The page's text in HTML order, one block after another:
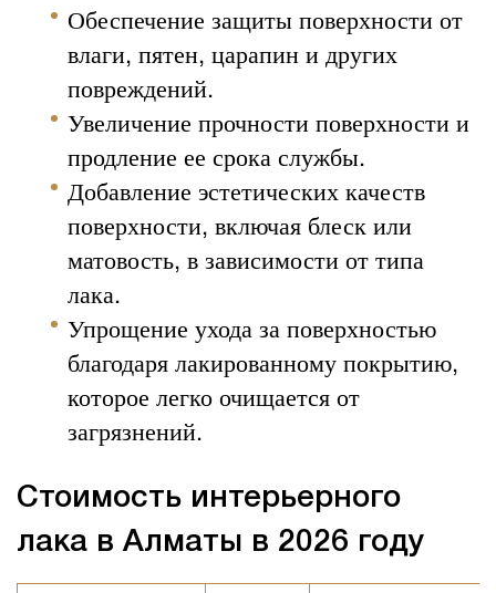
Обеспечение защиты поверхности от
влаги, пятен, царапин и других
повреждений.
Увеличение прочности поверхности и
продление ее срока службы.
Добавление эстетических качеств
поверхности, включая блеск или
матовость, в зависимости от типа
лака.
Упрощение ухода за поверхностью
благодаря лакированному покрытию,
которое легко очищается от
загрязнений.
Стоимость интерьерного
лака в Алматы в 2026 году